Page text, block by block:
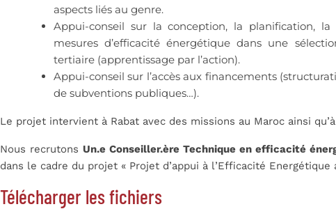
aspects liés au genre.
Appui-conseil sur la conception, la planification,
mesures d’efficacité énergétique dans une
tertiaire (apprentissage par l’action).
Appui-conseil sur l’accès aux financements
de subventions publiques…).
Le projet intervient à Rabat avec des missions au Maroc ainsi qu’à
Nous recrutons Un.e Conseiller.ère Technique en efficacité
dans le cadre du projet « Projet d’appui à l’Efficacité Energétique
Télécharger les fichiers